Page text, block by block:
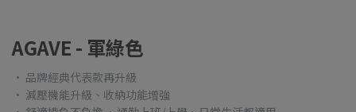
AGAVE - 軍綠色
• 品牌經典代表款再升級
• 減壓機能升級、收納功能增強